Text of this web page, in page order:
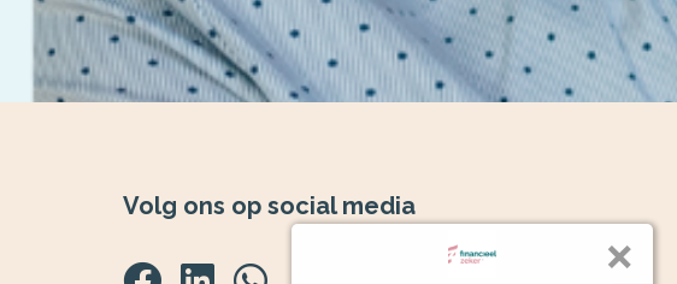
Volg ons op social media